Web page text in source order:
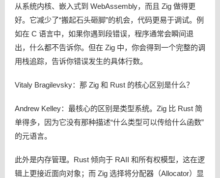
从系统内核、嵌入式到 WebAssembly，而且 Zig 做得更
好。它减少了“搬起石头砸脚”的机会，代码更易于调试。例
如在 C 语言中，如果你遇到段错误，程序通常会瞬间退
出，什么都不告诉你。但在 Zig 中，你会得到一个完整的调
用栈追踪，告诉你错误发生的具体行数。
Vitaly Bragilevsky：那 Zig 和 Rust 的核心区别是什么？
Andrew Kelley：最核心的区别是类型系统。Zig 比 Rust 简
单得多，因为它没有那种描述“什么类型可以传给什么函数”
的元语言。
此外是内存管理。Rust 倾向于 RAII 和所有权模型，这在逻
辑上更接近面向对象；而 Zig 选择将分配器（Allocator）显